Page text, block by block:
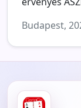
Budapest,